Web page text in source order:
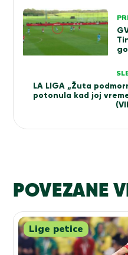
Kretanje
članka
LA LIGA „Žuta
potonula kad joj
POVEZANE
Lige petice